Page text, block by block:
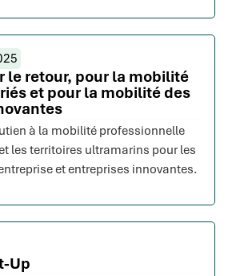
le retour, pour la mobilité
et pour la mobilité des
à la mobilité professionnelle
les territoires ultramarins pour les
et entreprises innovantes.
Up